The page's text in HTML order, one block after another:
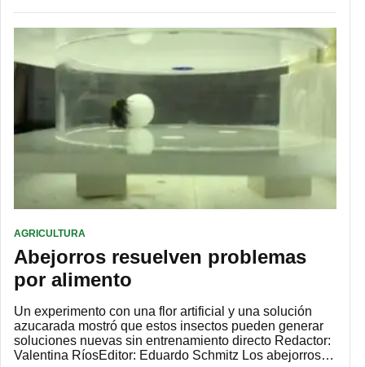
AGRICULTURA
Abejorros resuelven problemas
por alimento
Un experimento con una flor artificial y una solución
azucarada mostró que estos insectos pueden generar
soluciones nuevas sin entrenamiento directo Redactor:
Valentina RíosEditor: Eduardo Schmitz Los abejorros…